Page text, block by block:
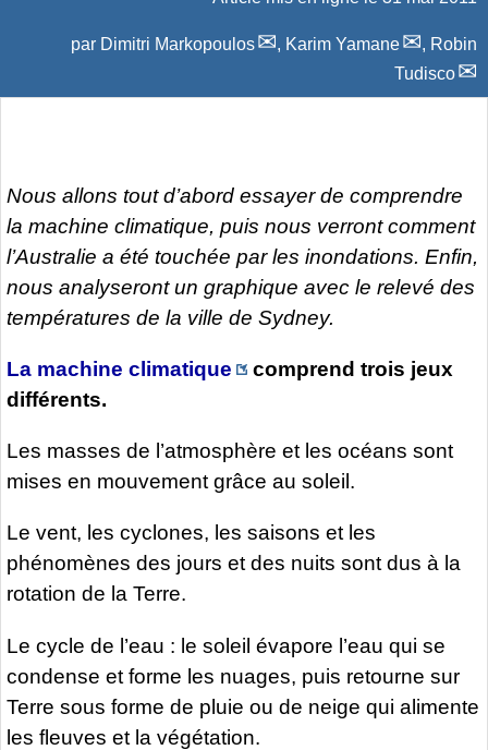
par Dimitri Markopoulos , Karim Yamane , Robin
Tudisco
Nous allons tout d’abord essayer de comprendre
la machine climatique, puis nous verront comment
l’Australie a été touchée par les inondations. Enfin,
nous analyseront un graphique avec le relevé des
températures de la ville de Sydney.
La machine climatique
comprend trois jeux
différents.
Les masses de l’atmosphère et les océans sont
mises en mouvement grâce au soleil.
Le vent, les cyclones, les saisons et les
phénomènes des jours et des nuits sont dus à la
rotation de la Terre.
Le cycle de l’eau : le soleil évapore l’eau qui se
condense et forme les nuages, puis retourne sur
Terre sous forme de pluie ou de neige qui alimente
les fleuves et la végétation.